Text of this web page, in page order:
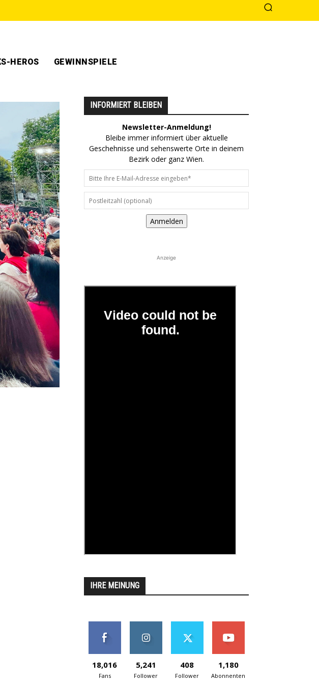
HEROS GEWINNSPIELE
INFORMIERT BLEIBEN
Newsletter-Anmeldung!
Bleibe immer informiert über aktuelle
Geschehnisse und sehenswerte Orte in deinem
Bezirk oder ganz Wien.
Anmelden
Anzeige
IHRE MEINUNG
18,016
Fans
5,241
Follower
408
Follower
1,180
Abonnenten